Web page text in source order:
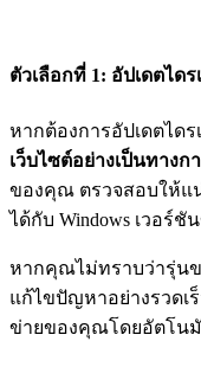
ตัวเลือกที่ 1: อัปเดตได
หากต้องการอัปเดตไดร
เว็บไซต์อย่างเป็นทาง
ของคุณ ตรวจสอบให้แ
ได้กับ Windows เวอร์
หากคุณไม่ทราบว่ารุ่น
แก้ไขปัญหาอย่างรวดเ
ข่ายของคุณโดยอัตโน